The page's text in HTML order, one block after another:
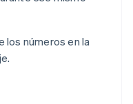
los números en la